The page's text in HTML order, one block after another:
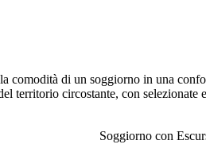
comodità di un soggiorno in una
territorio circostante, con selezionate
Soggiorno con